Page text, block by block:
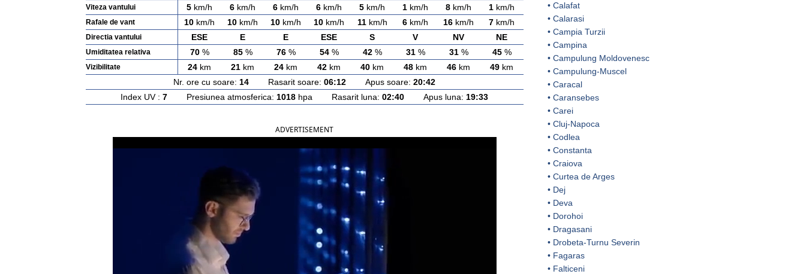
Viteza vantului 5 km/h 6 km/h 6 km/h 6 km/h 5 km/h 1 km/h 8 km/h 1 km/h
Rafale de vant 10 km/h 10 km/h 10 km/h 10 km/h 11km/h 6 km/h 16 km/h 7 km/h
Directia vantului ESE E E ESE S V NV NE
Umiditatea relativa 70% 85% 76% 54% 42% 31% 31% 45%
Vizibilitate 24 km 21 km 24 km 42 km 40 km 48 km 46 km 49 km
Nr. ore cu soare: 14 Rasarit soare: 06:12 Apus soare: 20:42
Index UV : 7 Presiunea atmosferica: 1018 hpa Rasarit luna: 02:40 Apus luna: 19:33
ADVERTISEMENT
• Calafat
• Calarasi
• Campia Turzii
• Campina
• Campulung Moldovenesc
• Campulung-Muscel
• Caracal
• Caransebes
• Carei
• Cluj-Napoca
• Codlea
• Constanta
• Craiova
• Curtea de Arges
• Dej
• Deva
• Dorohoi
• Dragasani
• Drobeta-Turnu Severin
• Fagaras
• Falticeni